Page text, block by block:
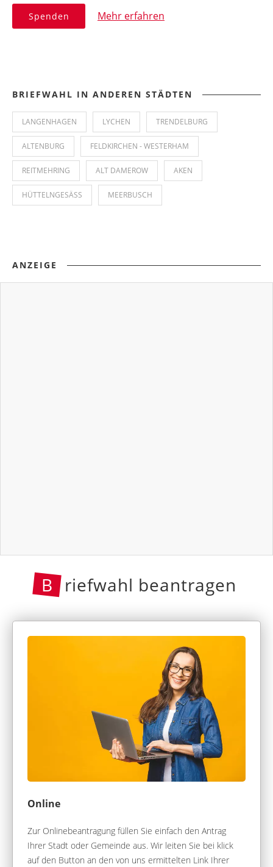
Spenden Mehr erfahren
BRIEFWAHL IN ANDEREN STÄDTEN
LANGENHAGEN LYCHEN TRENDELBURG
ALTENBURG FELDKIRCHEN - WESTERHAM
REITMEHRING ALT DAMEROW AKEN
HÜTTELNGESÄSS MEERBUSCH
ANZEIGE
B riefwahl beantragen
Online
Zur Onlinebeantragung füllen Sie einfach den Antrag
Ihrer Stadt oder Gemeinde aus. Wir leiten Sie bei klick
auf den Button an den von uns ermittelten Link Ihrer